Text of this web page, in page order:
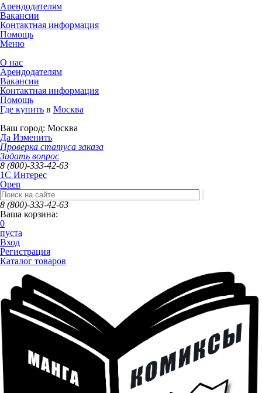
Арендодателям
Вакансии
Контактная информация
Помощь
Меню
О нас
Арендодателям
Вакансии
Контактная информация
Помощь
Где купить в Москва
Ваш город: Москва
Да Изменить
Проверка статуса заказа
Задать вопрос
8 (800)-333-42-63
1C Интерес
Open
8 (800)-333-42-63
Ваша корзина:
0
пуста
Вход
Регистрация
Каталог товаров